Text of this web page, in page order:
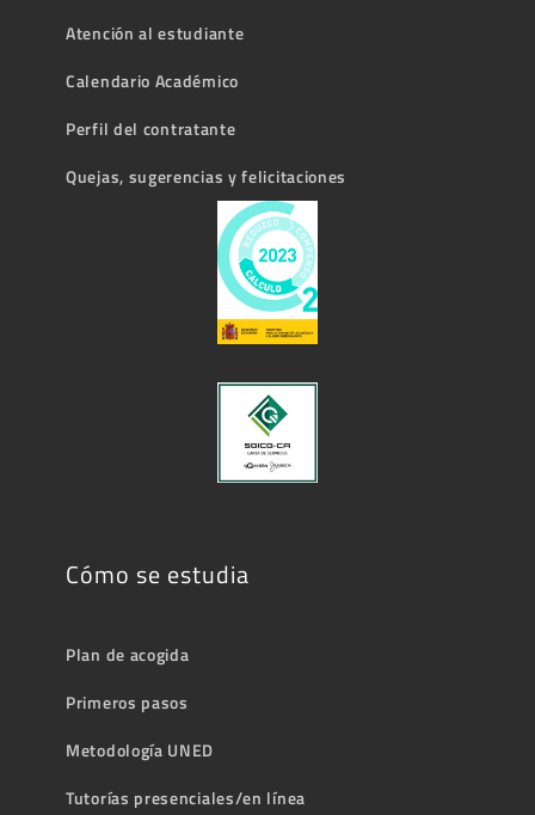
Atención al estudiante
Calendario Académico
Perfil del contratante
Quejas, sugerencias y felicitaciones
Cómo se estudia
Plan de acogida
Primeros pasos
Metodología UNED
Tutorías presenciales/en línea